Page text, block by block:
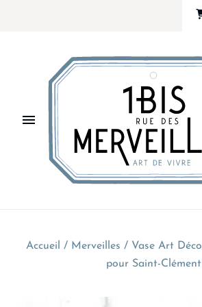
Accueil / Merveilles / Vase Art
pour Saint-Clément